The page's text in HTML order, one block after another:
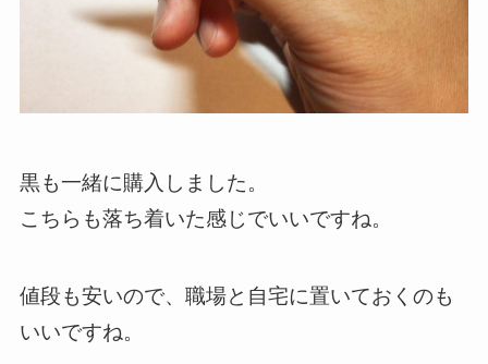
黒も一緒に購入しました。
こちらも落ち着いた感じでいいですね。
値段も安いので、職場と自宅に置いておくのも
いいですね。